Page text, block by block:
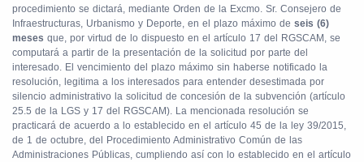
procedimiento se dictará, mediante Orden de la Excmo. Sr. Consejero de
Infraestructuras, Urbanismo y Deporte, en el plazo máximo de seis (6)
meses que, por virtud de lo dispuesto en el artículo 17 del RGSCAM, se
computará a partir de la presentación de la solicitud por parte del
interesado. El vencimiento del plazo máximo sin haberse notificado la
resolución, legitima a los interesados para entender desestimada por
silencio administrativo la solicitud de concesión de la subvención (artículo
25.5 de la LGS y 17 del RGSCAM). La mencionada resolución se
practicará de acuerdo a lo establecido en el artículo 45 de la ley 39/2015,
de 1 de octubre, del Procedimiento Administrativo Común de las
Administraciones Públicas, cumpliendo así con lo establecido en el artículo